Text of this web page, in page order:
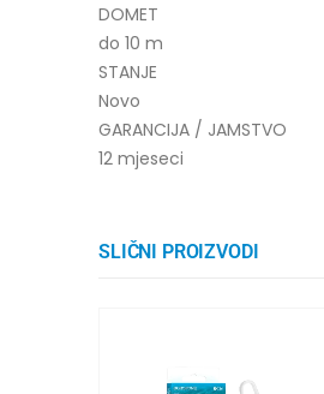
DOMET
do 10 m
STANJE
Novo
GARANCIJA / JAMSTVO
12 mjeseci
SLIČNI PROIZVODI